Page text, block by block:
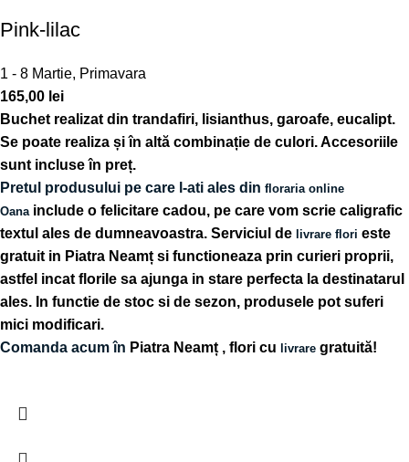
Pink-lilac
1 - 8 Martie, Primavara
165,00 lei
Buchet realizat din trandafiri, lisianthus, garoafe, eucalipt.
Se poate realiza și în altă combinație de culori. Accesoriile
sunt incluse în preț.
Pretul produsului pe care l-ati ales din floraria online
Oana include o felicitare cadou, pe care vom scrie caligrafic
textul ales de dumneavoastra. Serviciul de livrare flori este
gratuit in Piatra Neamț si functioneaza prin curieri proprii,
astfel incat florile sa ajunga in stare perfecta la destinatarul
ales. In functie de stoc si de sezon, produsele pot suferi
mici modificari.
Comanda acum în Piatra Neamț , flori cu livrare gratuită!